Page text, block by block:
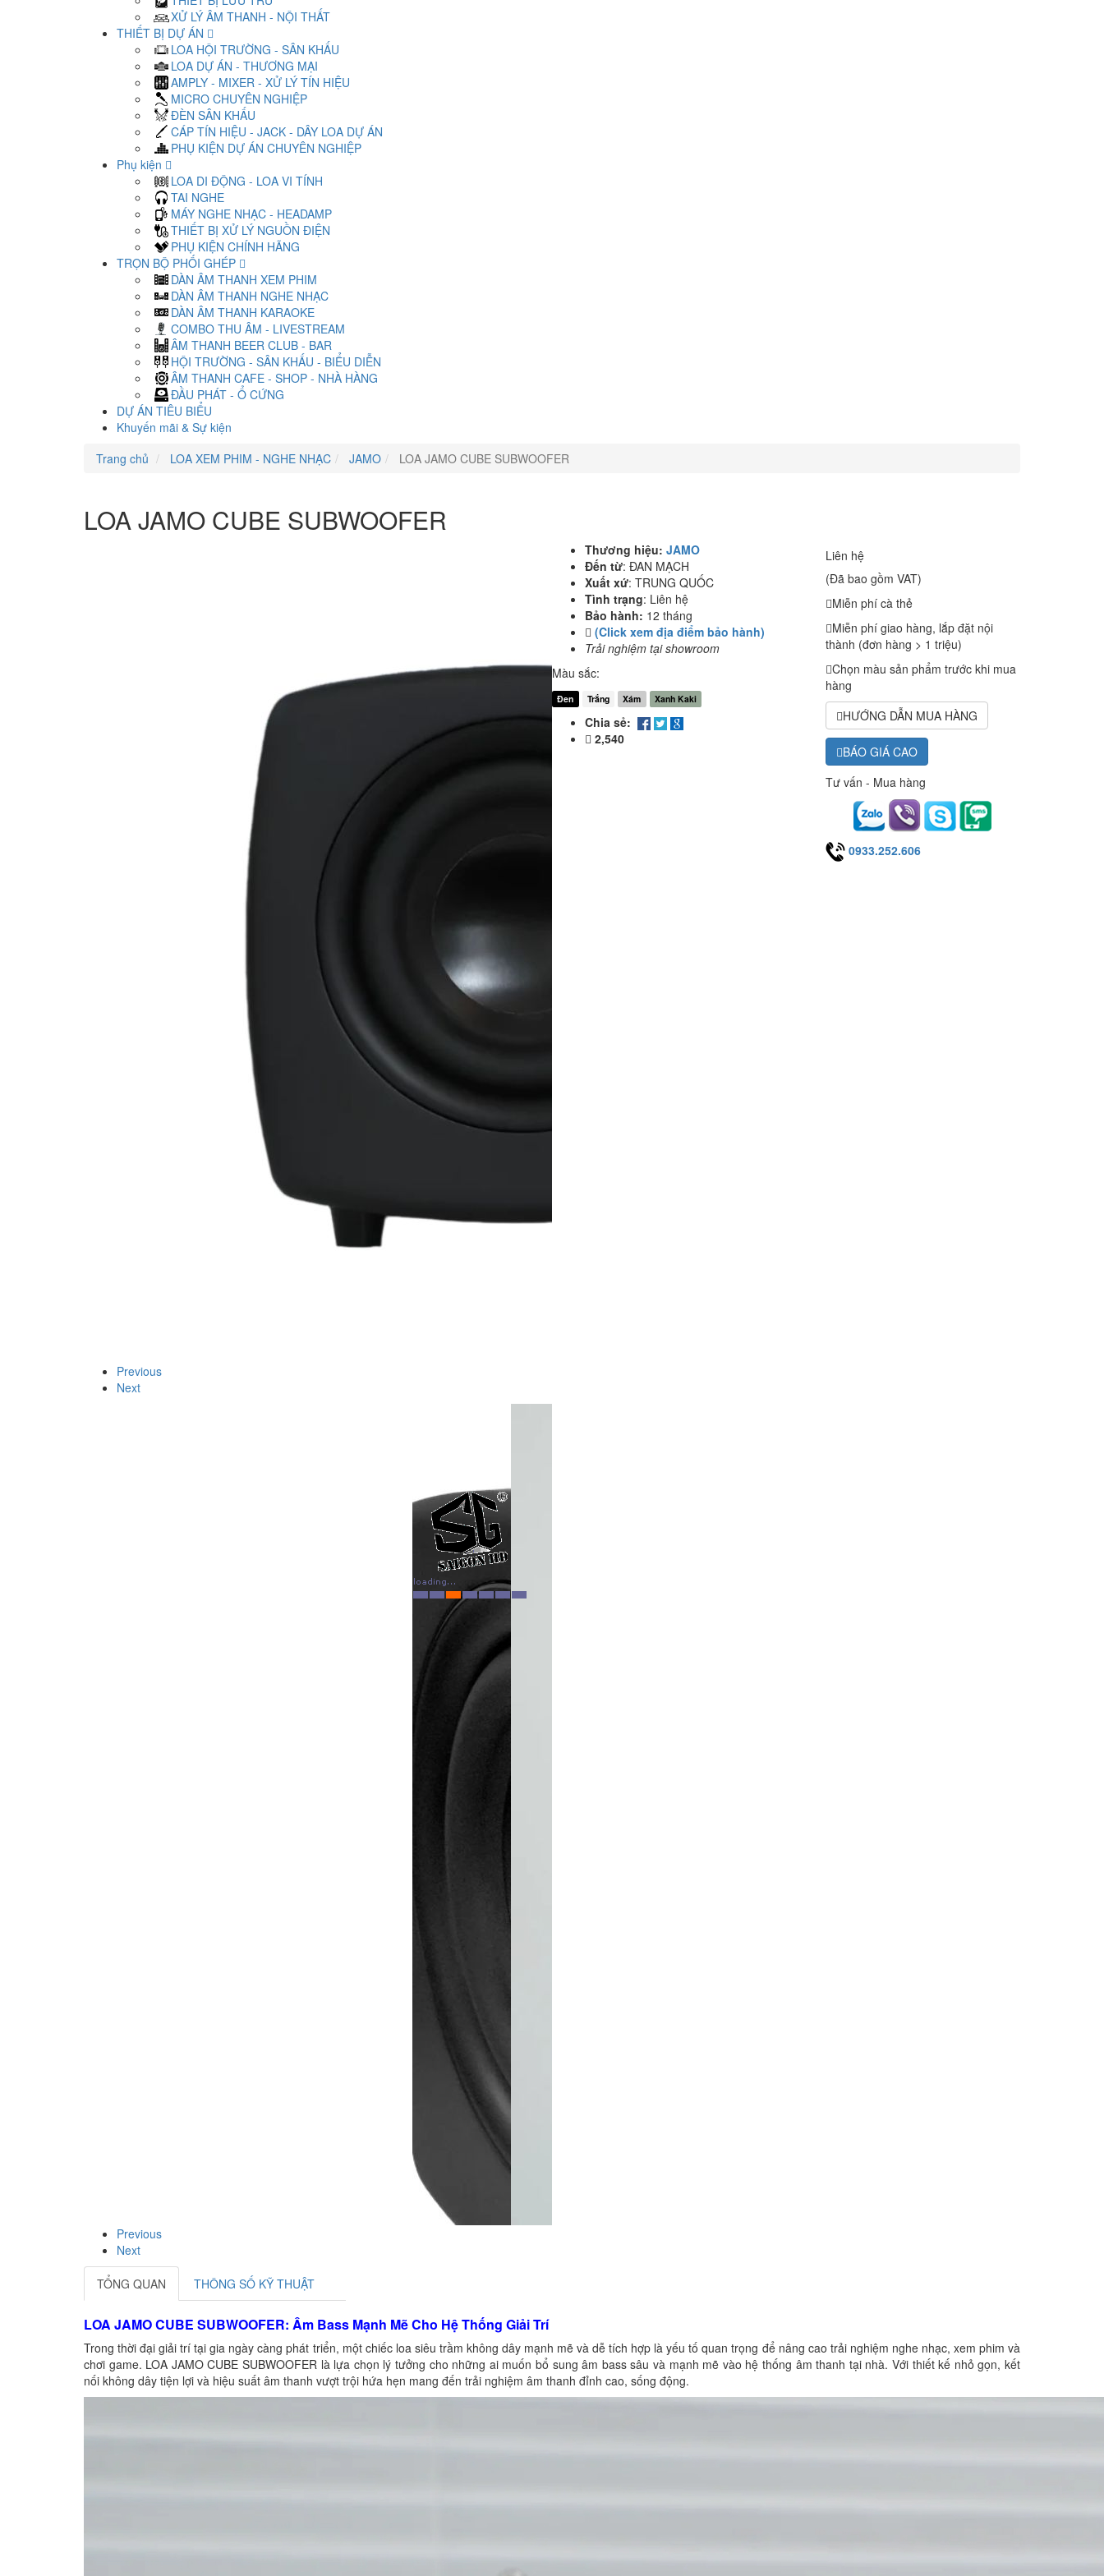
XỬ LÝ ÂM THANH - NỘI THẤT
THIẾT BỊ DỰ ÁN
LOA HỘI TRƯỜNG - SÂN KHẤU
LOA DỰ ÁN - THƯƠNG MẠI
AMPLY - MIXER - XỬ LÝ TÍN HIỆU
MICRO CHUYÊN NGHIỆP
ĐÈN SÂN KHẤU
CÁP TÍN HIỆU - JACK - DÂY LOA DỰ ÁN
PHỤ KIỆN DỰ ÁN CHUYÊN NGHIỆP
Phụ kiện
LOA DI ĐỘNG - LOA VI TÍNH
TAI NGHE
MÁY NGHE NHẠC - HEADAMP
THIẾT BỊ XỬ LÝ NGUỒN ĐIỆN
PHỤ KIỆN CHÍNH HÃNG
TRỌN BỘ PHỐI GHÉP
DÀN ÂM THANH XEM PHIM
DÀN ÂM THANH NGHE NHẠC
DÀN ÂM THANH KARAOKE
COMBO THU ÂM - LIVESTREAM
ÂM THANH BEER CLUB - BAR
HỘI TRƯỜNG - SÂN KHẤU - BIỂU DIỄN
ÂM THANH CAFE - SHOP - NHÀ HÀNG
ĐẦU PHÁT - Ổ CỨNG
DỰ ÁN TIÊU BIỂU
Khuyến mãi & Sự kiện
Trang chủ
LOA XEM PHIM - NGHE NHẠC JAMO LOA JAMO CUBE SUBWOOFER
LOA JAMO CUBE SUBWOOFER
Previous
Next
Previous
Next
Thương hiệu: JAMO
Đến từ: ĐAN MẠCH
Xuất xứ: TRUNG QUỐC
Tình trạng: Liên hệ
Bảo hành: 12 tháng
(Click xem địa điểm bảo hành)
Trải nghiệm tại showroom
Màu sắc:
Đen Trắng Xám Xanh Kaki
Chia sẻ:
2,540
Liên hệ
(Đã bao gồm VAT)
Miễn phí cà thẻ
Miễn phí giao hàng, lắp đặt nội
thành (đơn hàng > 1 triệu)
Chọn màu sản phẩm trước khi mua
hàng
HƯỚNG DẪN MUA HÀNG
BÁO GIÁ CAO
Tư vấn - Mua hàng
0933.252.606
TỔNG QUAN THÔNG SỐ KỸ THUẬT
LOA JAMO CUBE SUBWOOFER: Âm Bass Mạnh Mẽ Cho Hệ Thống Giải Trí
Trong thời đại giải trí tại gia ngày càng phát triển, một chiếc loa siêu trầm không dây mạnh mẽ và dễ tích hợp là yếu tố quan trọng để nâng cao trải nghiệm nghe nhạc, xem phim và
chơi game. LOA JAMO CUBE SUBWOOFER là lựa chọn lý tưởng cho những ai muốn bổ sung âm bass sâu và mạnh mẽ vào hệ thống âm thanh tại nhà. Với thiết kế nhỏ gọn, kết
nối không dây tiện lợi và hiệu suất âm thanh vượt trội hứa hẹn mang đến trải nghiệm âm thanh đỉnh cao, sống động.